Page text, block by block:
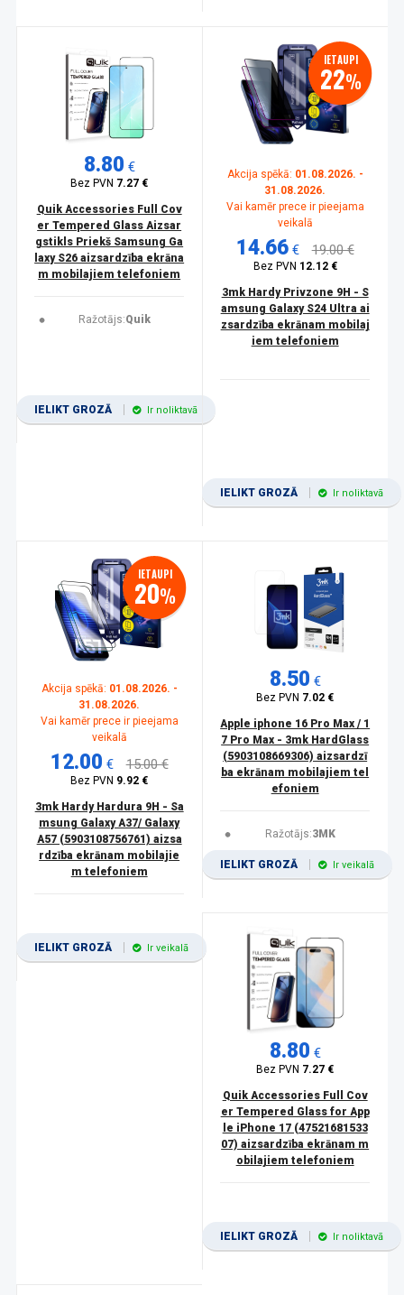
8.80 €
Bez PVN 7.27 €
Quik Accessories Full Cov
er Tempered Glass Aizsar
gstikls Priekš Samsung Ga
laxy S26 aizsardzība ekrāna
m mobilajiem telefoniem
Ražotājs:Quik
IELIKT GROZĀ Ir noliktavā
IETAUPI
22%
Akcija spēkā: 01.08.2026. -
31.08.2026.
Vai kamēr prece ir pieejama
veikalā
14.66 € 19.00 €
Bez PVN 12.12 €
3mk Hardy Privzone 9H - S
amsung Galaxy S24 Ultra ai
zsardzība ekrānam mobilaj
iem telefoniem
IELIKT GROZĀ Ir noliktavā
IETAUPI
20%
Akcija spēkā: 01.08.2026. -
31.08.2026.
Vai kamēr prece ir pieejama
veikalā
12.00 € 15.00 €
Bez PVN 9.92 €
3mk Hardy Hardura 9H - Sa
msung Galaxy A37/ Galaxy
A57 (5903108756761) aizsa
rdzība ekrānam mobilajie
m telefoniem
IELIKT GROZĀ Ir veikalā
8.50 €
Bez PVN 7.02 €
Apple iphone 16 Pro Max / 1
7 Pro Max - 3mk HardGlass
(5903108669306) aizsardzī
ba ekrānam mobilajiem tel
efoniem
Ražotājs:3MK
IELIKT GROZĀ Ir veikalā
8.80 €
Bez PVN 7.27 €
Quik Accessories Full Cov
er Tempered Glass for App
le iPhone 17 (47521681533
07) aizsardzība ekrānam m
obilajiem telefoniem
IELIKT GROZĀ Ir noliktavā